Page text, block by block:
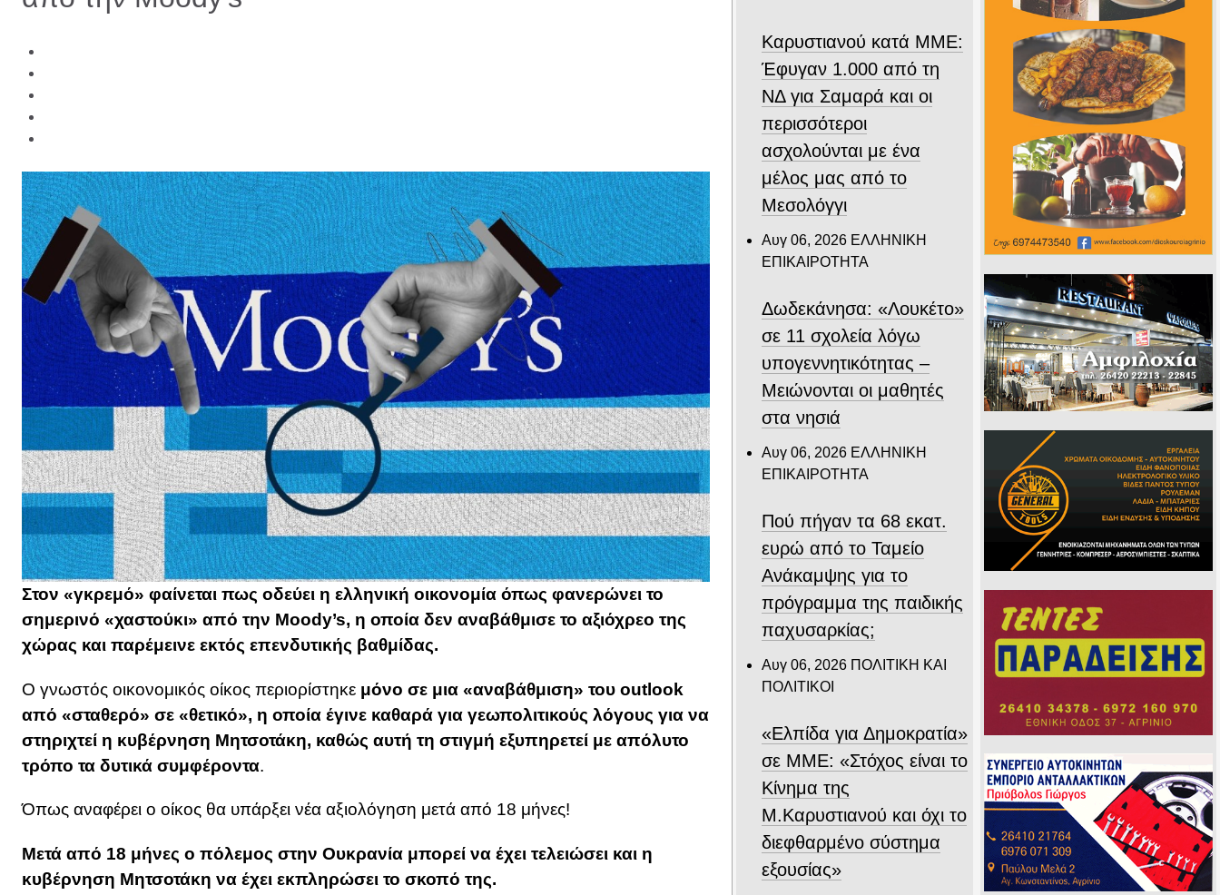
Στον «γκρεμό» φαίνεται πως οδεύει η ελληνική οικονομία όπως φανερώνει το
σημερινό «χαστούκι» από την Moody’s, η οποία δεν αναβάθμισε το αξιόχρεο της
χώρας και παρέμεινε εκτός επενδυτικής βαθμίδας.
Ο γνωστός οικονομικός οίκος περιορίστηκε μόνο σε μια «αναβάθμιση» του outlook
από «σταθερό» σε «θετικό», η οποία έγινε καθαρά για γεωπολιτικούς λόγους για να
στηριχτεί η κυβέρνηση Μητσοτάκη, καθώς αυτή τη στιγμή εξυπηρετεί με απόλυτο
τρόπο τα δυτικά συμφέροντα.
Όπως αναφέρει ο οίκος θα υπάρξει νέα αξιολόγηση μετά από 18 μήνες!
Μετά από 18 μήνες ο πόλεμος στην Ουκρανία μπορεί να έχει τελειώσει και η
κυβέρνηση Μητσοτάκη να έχει εκπληρώσει το σκοπό της.
Καρυστιανού κατά ΜΜΕ:
Έφυγαν 1.000 από τη
ΝΔ για Σαμαρά και οι
περισσότεροι
ασχολούνται με ένα
μέλος μας από το
Μεσολόγγι
Αυγ 06, 2026 ΕΛΛΗΝΙΚΗ
ΕΠΙΚΑΙΡΟΤΗΤΑ
Δωδεκάνησα: «Λουκέτο»
σε 11 σχολεία λόγω
υπογεννητικότητας –
Μειώνονται οι μαθητές
στα νησιά
Αυγ 06, 2026 ΕΛΛΗΝΙΚΗ
ΕΠΙΚΑΙΡΟΤΗΤΑ
Πού πήγαν τα 68 εκατ.
ευρώ από το Ταμείο
Ανάκαμψης για το
πρόγραμμα της παιδικής
παχυσαρκίας;
Αυγ 06, 2026 ΠΟΛΙΤΙΚΗ ΚΑΙ
ΠΟΛΙΤΙΚΟΙ
«Ελπίδα για Δημοκρατία»
σε ΜΜΕ: «Στόχος είναι το
Κίνημα της
Μ.Καρυστιανού και όχι το
διεφθαρμένο σύστημα
εξουσίας»